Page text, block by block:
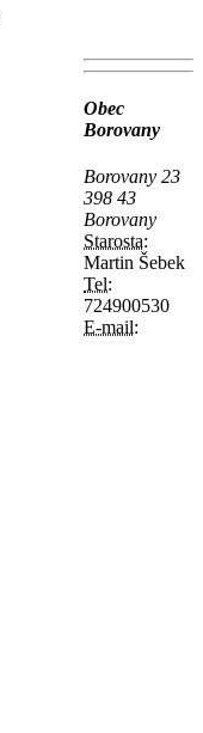
Obec
Borovany
Borovany 23
398 43
Borovany
Starosta:
Martin Šebek
Tel:
724900530
E-mail: